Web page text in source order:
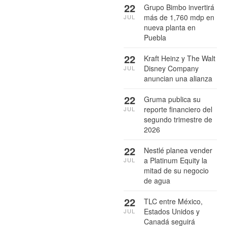
Grupo Bimbo invertirá
más de 1,760 mdp en
nueva planta en
Puebla
22
JUL
Kraft Heinz y The Walt
Disney Company
anuncian una alianza
22
JUL
Gruma publica su
reporte financiero del
segundo trimestre de
2026
22
JUL
Nestlé planea vender
a Platinum Equity la
mitad de su negocio
de agua
22
JUL
TLC entre México,
Estados Unidos y
Canadá seguirá
22
JUL